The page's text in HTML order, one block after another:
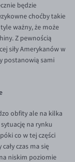
będzie
choćby takie
ważny, że może
Z pewnością
siły Amerykanów w
postanowią sami
obfity ale na kilka
na rynku
co w tej części
czas ma się
niskim poziomie